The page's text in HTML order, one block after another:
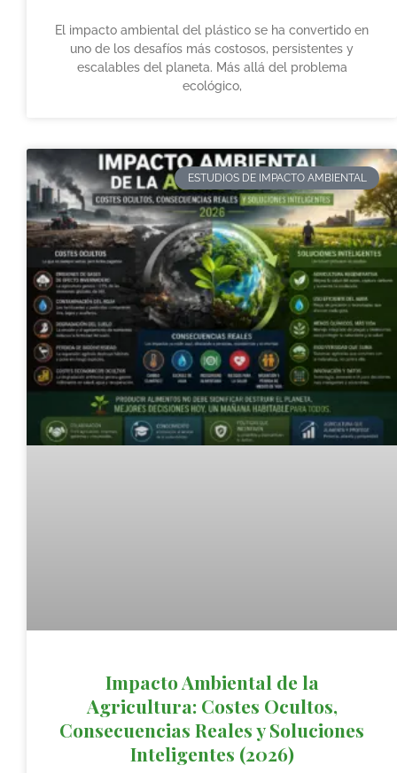
El impacto ambiental del plástico se ha convertido en
uno de los desafíos más costosos, persistentes y
escalables del planeta. Más allá del problema
ecológico,
ESTUDIOS DE IMPACTO AMBIENTAL
Impacto Ambiental de la
Agricultura: Costes Ocultos,
Consecuencias Reales y Soluciones
Inteligentes (2026)